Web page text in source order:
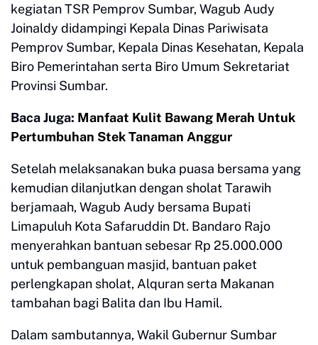
kegiatan TSR Pemprov Sumbar, Wagub Audy
Joinaldy didampingi Kepala Dinas Pariwisata
Pemprov Sumbar, Kepala Dinas Kesehatan, Kepala
Biro Pemerintahan serta Biro Umum Sekretariat
Provinsi Sumbar.
Baca Juga: Manfaat Kulit Bawang Merah Untuk
Pertumbuhan Stek Tanaman Anggur
Setelah melaksanakan buka puasa bersama yang
kemudian dilanjutkan dengan sholat Tarawih
berjamaah, Wagub Audy bersama Bupati
Limapuluh Kota Safaruddin Dt. Bandaro Rajo
menyerahkan bantuan sebesar Rp 25.000.000
untuk pembanguan masjid, bantuan paket
perlengkapan sholat, Alquran serta Makanan
tambahan bagi Balita dan Ibu Hamil.
Dalam sambutannya, Wakil Gubernur Sumbar